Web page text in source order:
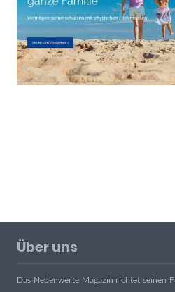
Über uns
Das Nebenwerte Magazin richtet seinen